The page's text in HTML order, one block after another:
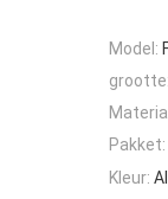
Model:
grootte:
Pakket:
Kleur: